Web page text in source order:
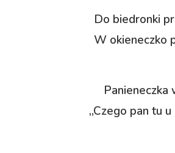
Do biedronki
W okieneczko
Panieneczka
„Czego pan tu u